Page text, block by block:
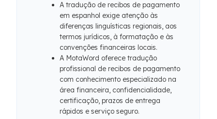
A tradução de recibos de pagamento
em espanhol exige atenção às
diferenças linguísticas regionais, aos
termos jurídicos, à formatação e às
convenções financeiras locais.
A MotaWord oferece tradução
profissional de recibos de pagamento
com conhecimento especializado na
área financeira, confidencialidade,
certificação, prazos de entrega
rápidos e serviço seguro.